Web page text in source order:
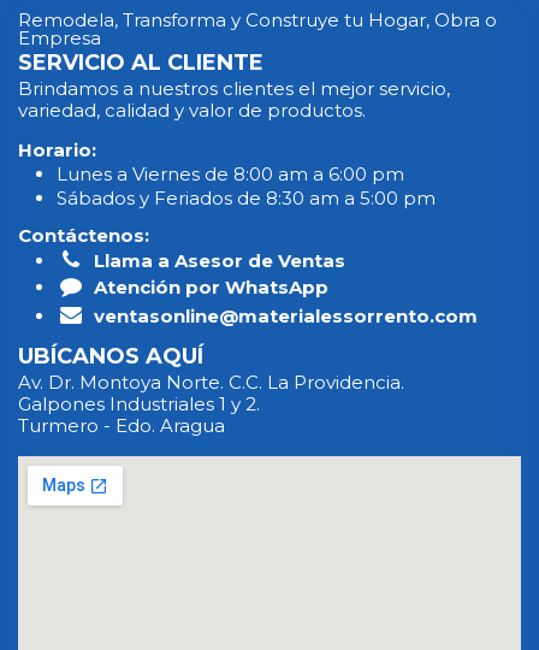
Remodela, Transforma y Construye tu Hogar, Obra o
Empresa
SERVICIO AL CLIENTE
Brindamos a nuestros clientes el mejor servicio,
variedad, calidad y valor de productos.
Horario:
Lunes a Viernes de 8:00 am a 6:00 pm
Sábados y Feriados de 8:30 am a 5:00 pm
Contáctenos:
Llama a Asesor de Ventas
Atención por WhatsApp
ventasonline@materialessorrento.com
UBÍCANOS AQUÍ
Av. Dr. Montoya Norte. C.C. La Providencia.
Galpones Industriales 1 y 2.
Turmero - Edo. Aragua